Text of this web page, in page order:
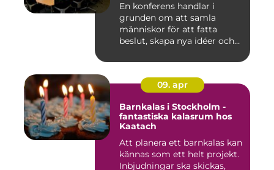
En konferens handlar i
grunden om att samla
människor för att fatta
beslut, skapa nya idéer och
09. apr
Barnkalas i Stockholm -
fantastiska kalasrum hos
Kaatach
Att planera ett barnkalas kan
kännas som ett helt projekt.
Inbjudningar ska skickas,